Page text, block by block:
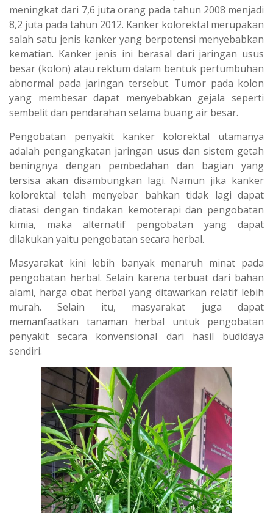
p
p
a
m
meningkat dari 7,6 juta orang pada tahun 2008 menjadi
8,2 juta pada tahun 2012. Kanker kolorektal merupakan
salah satu jenis kanker yang berpotensi menyebabkan
kematian. Kanker jenis ini berasal dari jaringan usus
besar (kolon) atau rektum dalam bentuk pertumbuhan
abnormal pada jaringan tersebut. Tumor pada kolon
yang membesar dapat menyebabkan gejala seperti
sembelit dan pendarahan selama buang air besar.
Pengobatan penyakit kanker kolorektal utamanya
adalah pengangkatan jaringan usus dan sistem getah
beningnya dengan pembedahan dan bagian yang
tersisa akan disambungkan lagi. Namun jika kanker
kolorektal telah menyebar bahkan tidak lagi dapat
diatasi dengan tindakan kemoterapi dan pengobatan
kimia, maka alternatif pengobatan yang dapat
dilakukan yaitu pengobatan secara herbal.
Masyarakat kini lebih banyak menaruh minat pada
pengobatan herbal. Selain karena terbuat dari bahan
alami, harga obat herbal yang ditawarkan relatif lebih
murah. Selain itu, masyarakat juga dapat
memanfaatkan tanaman herbal untuk pengobatan
penyakit secara konvensional dari hasil budidaya
sendiri.